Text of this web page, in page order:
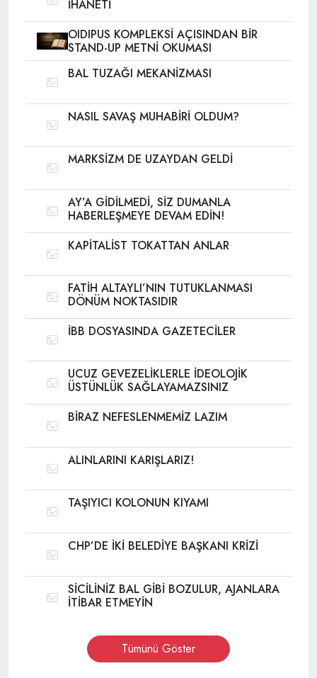
İHANETİ
OIDIPUS KOMPLEKSİ AÇISINDAN BİR
STAND-UP METNİ OKUMASI
BAL TUZAĞI MEKANİZMASI
NASIL SAVAŞ MUHABİRİ OLDUM?
MARKSİZM DE UZAYDAN GELDİ
AY’A GİDİLMEDİ, SİZ DUMANLA
HABERLEŞMEYE DEVAM EDİN!
KAPİTALİST TOKATTAN ANLAR
FATİH ALTAYLI’NIN TUTUKLANMASI
DÖNÜM NOKTASIDIR
İBB DOSYASINDA GAZETECİLER
UCUZ GEVEZELİKLERLE İDEOLOJİK
ÜSTÜNLÜK SAĞLAYAMAZSINIZ
BİRAZ NEFESLENMEMİZ LAZIM
ALINLARINI KARIŞLARIZ!
TAŞIYICI KOLONUN KIYAMI
CHP’DE İKİ BELEDİYE BAŞKANI KRİZİ
SİCİLİNİZ BAL GİBİ BOZULUR, AJANLARA
İTİBAR ETMEYİN
Tümünü Göster